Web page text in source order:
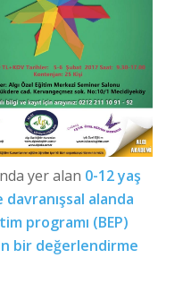
yer alan 0-12 yaş
davranışsal alanda
programı (BEP)
bir değerlendirme